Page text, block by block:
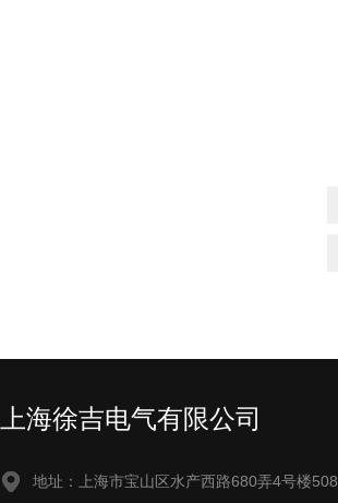
上海徐吉电气有限公司
地址：上海市宝山区水产西路680弄4号楼508